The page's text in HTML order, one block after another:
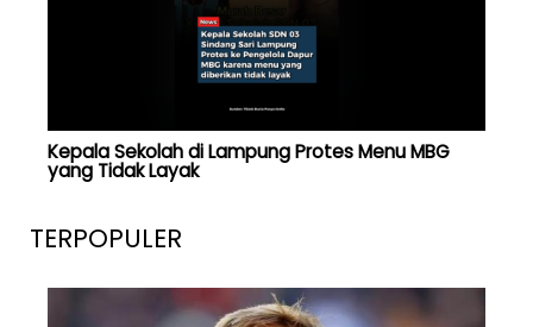
Kepala Sekolah di Lampung Protes Menu MBG
yang Tidak Layak
TERPOPULER